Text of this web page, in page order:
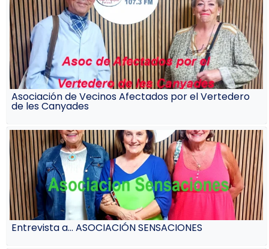
Asociación de Vecinos Afectados por el Vertedero
de les Canyades
Entrevista a… ASOCIACIÓN SENSACIONES